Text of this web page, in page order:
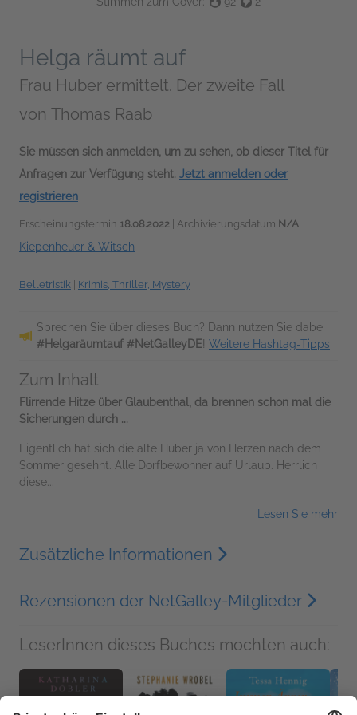
Helga räumt auf
Frau Huber ermittelt. Der zweite Fall
von Thomas Raab
Sie müssen sich anmelden, um zu sehen, ob dieser Titel für
Anfragen zur Verfügung steht. Jetzt anmelden oder
registrieren
Erscheinungstermin 18.08.2022 | Archivierungsdatum N/A
Kiepenheuer & Witsch
Belletristik Krimis, Thriller, Mystery
Sprechen Sie über dieses Buch? Dann nutzen Sie dabei
#Helgaräumtauf #NetGalleyDE! Weitere Hashtag-Tipps
Zum Inhalt
Flirrende Hitze über Glaubenthal, da brennen schon mal die
Sicherungen durch ...
Eigentlich hat sich die alte Huber ja von Herzen nach dem
Sommer gesehnt. Alle Dorfbewohner auf Urlaub. Herrlich
diese...
Lesen Sie mehr
Zusätzliche Informationen
Rezensionen der NetGalley-Mitglieder
LeserInnen dieses Buches mochten auch: